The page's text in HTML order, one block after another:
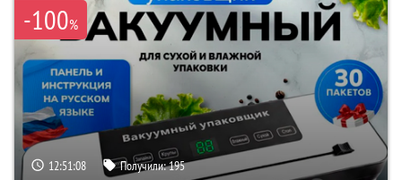
-100%
12:51:07 Получили:195